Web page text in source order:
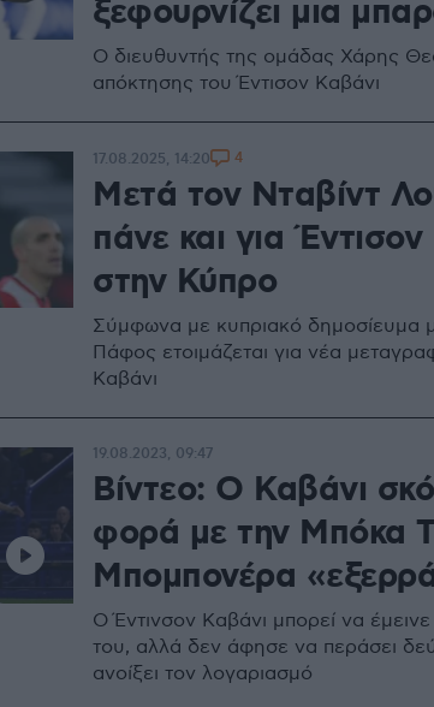
ξεφουρνίζει μια
Ο διευθυντής της ομάδας Χάρης
απόκτησης του Έντισον Καβάνι
Μετά τον Νταβίντ
πάνε και για
στην Κύπρο
Σύμφωνα με κυπριακό δημοσίευμα
Πάφος ετοιμάζεται για νέα
Καβάνι
17.08.2025, 14:20 4
Βίντεο: Ο Καβάνι
φορά με την Μπόκα
Μπομπονέρα
Ο Έντινσον Καβάνι μπορεί να
του, αλλά δεν άφησε να περάσει
ανοίξει τον λογαριασμό
19.08.2023, 09:47